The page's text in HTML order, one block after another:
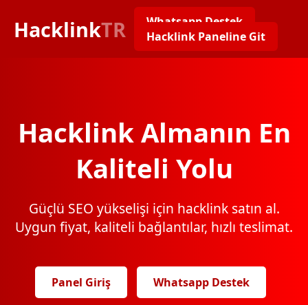
HacklinkTR
Whatsapp Destek
Hacklink Paneline Git
Hacklink Almanın En
Kaliteli Yolu
Güçlü SEO yükselişi için hacklink satın al.
Uygun fiyat, kaliteli bağlantılar, hızlı teslimat.
Panel Giriş Whatsapp Destek